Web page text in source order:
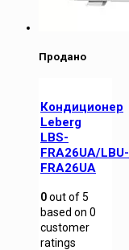
Продано
Кондиционер
Leberg
LBS-
FRA26UA/LBU-
FRA26UA
0out of5
based on 0
customer
ratings